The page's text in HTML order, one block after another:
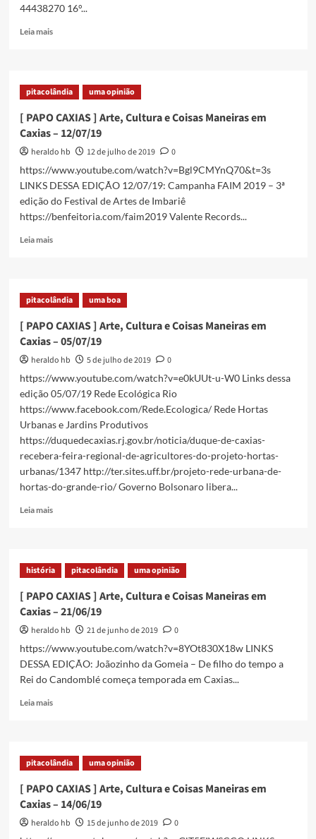
44438270 16°...
Leia maisRead
PAPO
CAXIAS
Arte,
Cultura
e
Maneiras
em
Caxias
–
pitacolândia uma opinião
[ PAPO CAXIAS ] Arte, Cultura e Coisas Maneiras em
Caxias – 12/07/19
heraldo hb 12 de julho de 2019
0
https://www.youtube.com/watch?v=Bgl9CMYnQ70&t=3s
LINKS DESSA EDIÇÃO 12/07/19: Campanha FAIM 2019 – 3ª
edição do Festival de Artes de Imbariê
https://benfeitoria.com/faim2019 Valente Records...
Leia maisRead
PAPO
CAXIAS
Arte,
Cultura
e
Maneiras
em
Caxias
–
12/07/19
pitacolândia uma boa
[ PAPO CAXIAS ] Arte, Cultura e Coisas Maneiras em
Caxias – 05/07/19
heraldo hb 5 de julho de 2019
0
https://www.youtube.com/watch?v=e0kUUt-u-W0 Links dessa
edição 05/07/19 Rede Ecológica Rio
https://www.facebook.com/Rede.Ecologica/ Rede Hortas
Urbanas e Jardins Produtivos
https://duquedecaxias.rj.gov.br/noticia/duque-de-caxias-
recebera-feira-regional-de-agricultores-do-projeto-hortas-
urbanas/1347 http://ter.sites.uff.br/projeto-rede-urbana-de-
hortas-do-grande-rio/ Governo Bolsonaro libera...
Leia maisRead
PAPO
CAXIAS
Arte,
Cultura
e
Maneiras
em
Caxias
05/07/19
história pitacolândia uma opinião
[ PAPO CAXIAS ] Arte, Cultura e Coisas Maneiras em
Caxias – 21/06/19
heraldo hb 21 de junho de 2019
0
https://www.youtube.com/watch?v=8YOt830X18w LINKS
DESSA EDIÇÃO: Joãozinho da Gomeia – De filho do tempo a
Rei do Candomblé começa temporada em Caxias...
Leia maisRead
PAPO
CAXIAS
Arte,
Cultura
e
pitacolândia uma opinião
[ PAPO CAXIAS ] Arte, Cultura e Coisas Maneiras em
Caxias – 14/06/19
heraldo hb 15 de junho de 2019
0